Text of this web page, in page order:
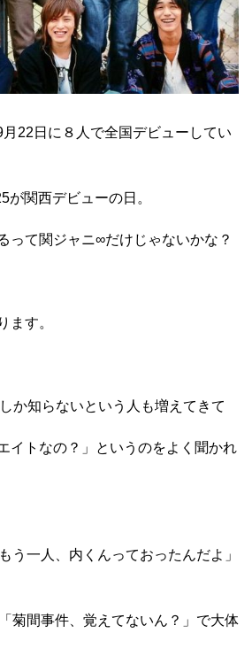
22日に８人で全国デビューしてい
が関西デビューの日。
って関ジャニ∞だけじゃないかな？
ます。
か知らないという人も増えてきて
イトなの？」というのをよく聞かれ
う一人、内くんっておったんだよ」
菊間事件、覚えてないん？」で大体